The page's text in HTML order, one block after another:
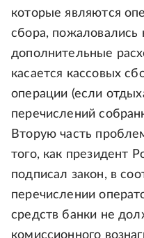
которые являются
сбора, пожаловались
дополнительные
касается кассовых
операции (если
перечислений
Вторую часть
того, как президент
подписал закон, в
перечислении
средств банки не
комиссионного